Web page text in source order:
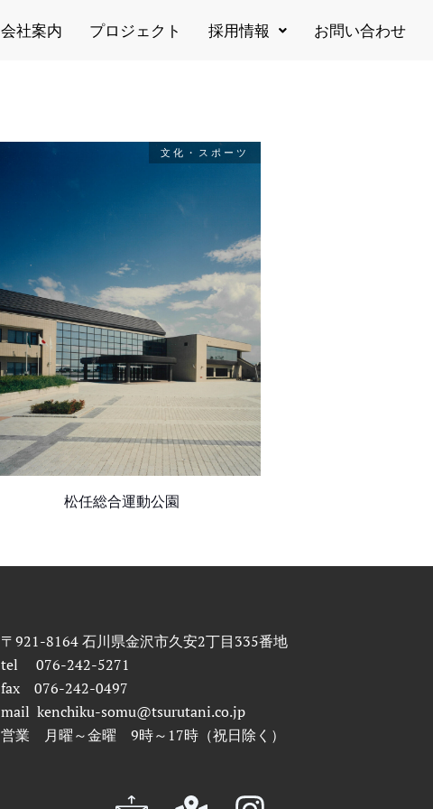
会社案内 プロジェクト 採用情報 お問い合わせ
文化・スポーツ
松任総合運動公園
〒921-8164 石川県金沢市久安2丁目335番地
tel 076-242-5271
fax 076-242-0497
mail kenchiku-somu@tsurutani.co.jp
営業 月曜～金曜 9時～17時（祝日除く）